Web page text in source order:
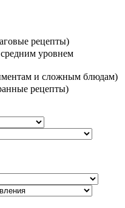
рецепты)
уровнем
и сложным блюдам)
рецепты)